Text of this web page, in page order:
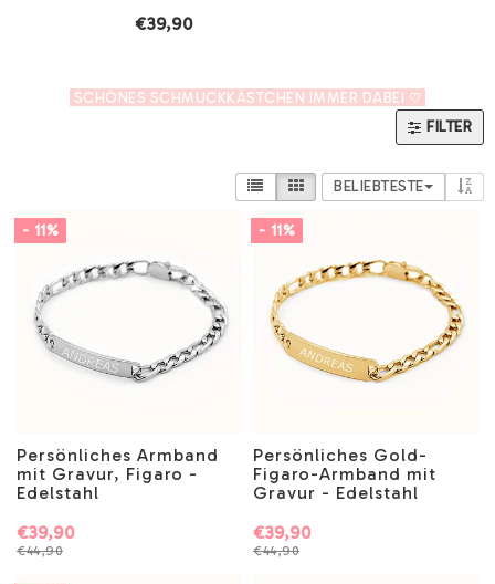
€39,90
SCHÖNES SCHMUCKKÄSTCHEN IMMER DABEI ♡
FILTER
BELIEBTESTE
- 11%
Persönliches Armband
mit Gravur, Figaro -
Edelstahl
€44,90
€39,90
- 11%
Persönliches Gold-
Figaro-Armband mit
Gravur - Edelstahl
€44,90
€39,90